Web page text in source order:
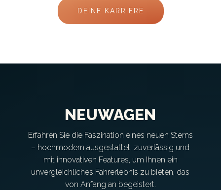
DEINE KARRIERE
NEUWAGEN
Erfahren Sie die Faszination eines neuen Sterns
– hochmodern ausgestattet, zuverlässig und
mit innovativen Features, um Ihnen ein
unvergleichliches Fahrerlebnis zu bieten, das
von Anfang an begeistert.